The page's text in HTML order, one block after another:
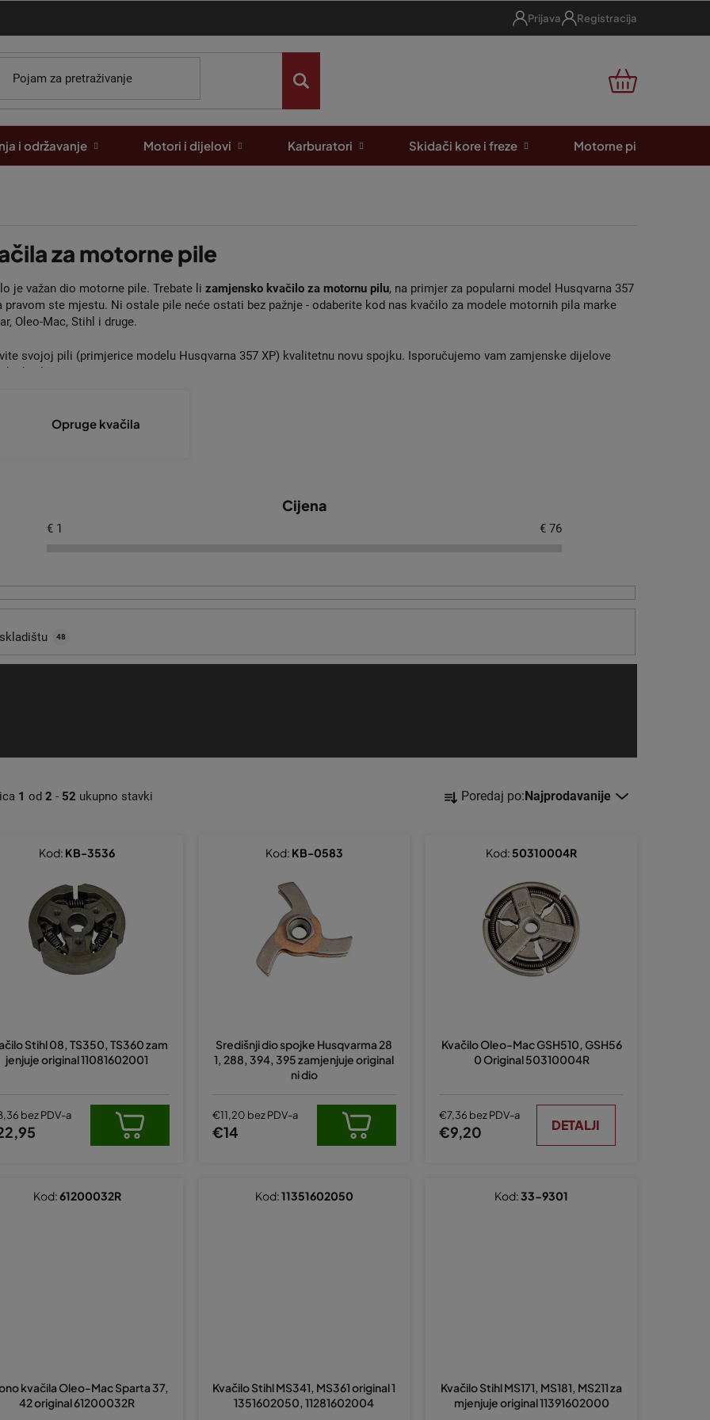
Prijava Registracija
KOŠARICA
i održavanje Motori i dijelovi Karburatori Skidači kore i freze Motorne pile
za motorne pile
je važan dio motorne pile. Trebate li zamjensko kvačilo za motornu pilu, na primjer za popularni model Husqvarna 357
pravom ste mjestu. Ni ostale pile neće ostati bez pažnje - odaberite kod nas kvačilo za modele motornih pila marke
Oleo-Mac, Stihl i druge.
svojoj pili (primjerice modelu Husqvarna 357 XP) kvalitetnu novu spojku. Isporučujemo vam zamjenske dijelove
kvalitete već više od 30 godina.
Opruge kvačila
1 od 2 - 52 ukupno stavki
S
o
o
v
o
Poredaj po:Najprodavanije
Cijena
€ 1 € 76
48
Stihl 08, TS350, TS360 zam
jenjuje original 11081602001
bez PDV-a
Kod: KB-3536
Središnji dio spojke Husqvarma 28
1, 288, 394, 395 zamjenjuje original
ni dio
€11,20 bez PDV-a
€14
Kod: KB-0583
Kvačilo Oleo-Mac GSH510, GSH56
0 Original 50310004R
€7,36 bez PDV-a
€9,20 DETALJI
Kod: 50310004R
kvačila Oleo-Mac Sparta 37,
42 original 61200032R
Kod:61200032R
Kvačilo Stihl MS341, MS361 original 1
1351602050, 11281602004
Kod:11351602050
Kvačilo Stihl MS171, MS181, MS211 za
mjenjuje original 11391602000
Kod:33-9301